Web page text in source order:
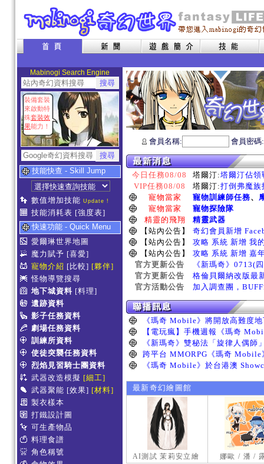
Mabinogi Search Engine
裝備套裝
來啟動特
殊套裝效
果能力！
技能快查 - Skill Jump
數值增加技能 Update !
技能消耗表 [強度表]
快速功能 - Quick Menu
愛爾琳世界地圖
魔力賦予 [喜愛]
寵物介紹 [比較] [夥伴]
怪物導覽搜尋
地下城資料 [料理]
遺跡資料
影子任務資料
劇場任務資料
訓練所資料
使徒突襲任務資料
烈焰見習騎士團資料
武器改造模擬 [細工]
武器聚能 [效果] [材料]
製衣樣本
打鐵設計圖
可生產物品
料理食譜
角色稱號
會員名稱: 會員密
今日任務08/08 塔爾汀:塔爾汀佔領
VIP任務08/08
塔爾汀:打倒弗魔族
寵物當家
寵物訓練師任務、
寵物當家
寵物探險隊
精靈的飛翔
精靈武器
【站內公告】
奇幻會員新增
【站內公告】
攻略 系統 新增 我
【站內公告】
攻略 系統 新增 嘉
官方更新公告
《新瑪奇》0713(
官方更新公告
格倫貝爾納改版最
官方活動公告
加入調查團，
最新奇幻繪圖館
AI測試 茉莉安立繪 娜歐 / 潘 /